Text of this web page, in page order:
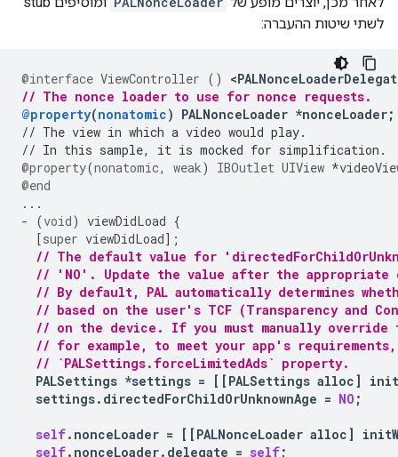
לשתי שיטות ההעברה:
@interface ViewController () <
// The nonce loader to use for nonce requests.
@property(nonatomic) PALNonceLoader *nonceLoader;
// The view in which a video would play.
// In this sample, it is mocked for simplification.
@property(nonatomic, weak) IBOutlet UIView *
@end
...
-
(void) viewDidLoad {
[super viewDidLoad];
// The default value for
// 'NO'. Update the value after the appropriate
// By default, PAL automatically determines
// based on the user's TCF (Transparency and
// on the device. If you must manually override
// for example, to meet your app's
// `PALSettings.forceLimitedAds` property.
PALSettings *settings = [[ PALSettings alloc]
init
settings. directedForChildOrUnknownAge = NO ;
self. nonceLoader = [[ PALNonceLoader alloc]
self. nonceLoader. delegate = self;